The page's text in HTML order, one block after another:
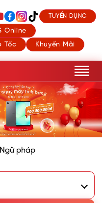
Online
Tốc Khuyến Mãi
TUYỂN DỤNG
Ngữ pháp